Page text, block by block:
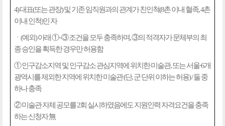
4)대표(또는 관장)및 기존 임직원과의 관계가 친인척(8촌 이내 혈족, 4촌
이내 인척)인 자
ㆍ (예외)아래①~③조건을 모두 충족하며,③의 적격자가 문체부의 최
종 승인을 획득한 경우만 허용함
①인구감소지역 및 인구감소 관심지역에 위치한 미술관,또는 서울·6개
광역시를 제외한 지역에 위치한 미술관(단,군 단위 이하는 허용) /둘 중
하나 충족
②미술관 자체 공모를2회 실시하였음에도 지원인력 자격요건을 충족
하는 신청자無